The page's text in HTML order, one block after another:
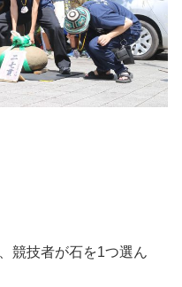
競技者が石を1つ選ん